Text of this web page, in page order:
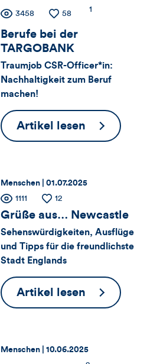
dieses
Artikels
Zähler
für
Views,
Likes
und
Kommentare
Artikels
Anzahl
Views
3458
Anzahl
Likes
58
Anzahl
der
Kommentare
1
Berufe bei der
TARGOBANK
Traumjob CSR-Officer*in:
Nachhaltigkeit zum Beruf
machen!
Artikel lesen Berufe
bei
Thema:
Menschen | Datum:
01.07.2025
Zähler
für
Views,
Likes
und
dieses
Anzahl
der
1111
Anzahl
12
Grüße aus… Newcastle
Sehenswürdigkeiten, Ausflüge
und Tipps für die freundlichste
Stadt Englands
Artikel lesen Grüße
aus…
Thema:
Menschen | Datum:
10.06.2025